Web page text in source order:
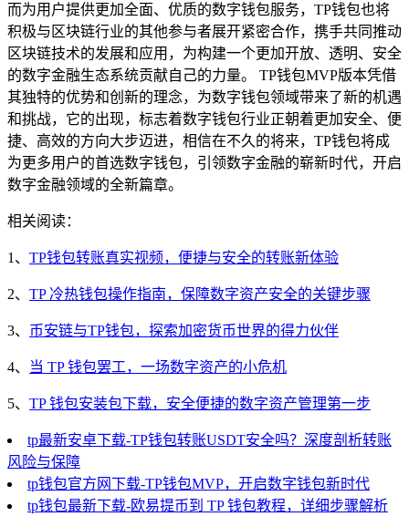
而为用户提供更加全面、优质的数字钱包服务，TP钱包也将
积极与区块链行业的其他参与者展开紧密合作，携手共同推动
区块链技术的发展和应用，为构建一个更加开放、透明、安全
的数字金融生态系统贡献自己的力量。 TP钱包MVP版本凭借
其独特的优势和创新的理念，为数字钱包领域带来了新的机遇
和挑战，它的出现，标志着数字钱包行业正朝着更加安全、便
捷、高效的方向大步迈进，相信在不久的将来，TP钱包将成
为更多用户的首选数字钱包，引领数字金融的崭新时代，开启
数字金融领域的全新篇章。
相关阅读：
1、 TP钱包转账真实视频，便捷与安全的转账新体验
2、 TP 冷热钱包操作指南，保障数字资产安全的关键步骤
3、 币安链与TP钱包，探索加密货币世界的得力伙伴
4、 当 TP 钱包罢工，一场数字资产的小危机
5、 TP 钱包安装包下载，安全便捷的数字资产管理第一步
tp最新安卓下载-TP钱包转账USDT安全吗？深度剖析转账
风险与保障
tp钱包官方网下载-TP钱包MVP，开启数字钱包新时代
tp钱包最新下载-欧易提币到 TP 钱包教程，详细步骤解析